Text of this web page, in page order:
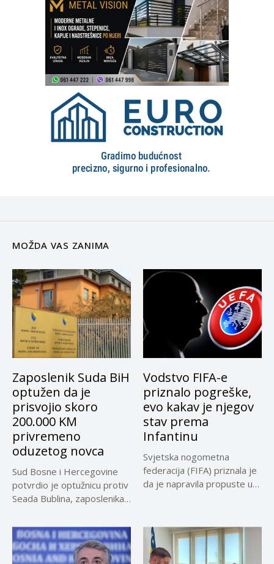
MOŽDA VAS ZANIMA
Zaposlenik Suda BiH
optužen da je
prisvojio skoro
200.000 KM
privremeno
oduzetog novca
Sud Bosne i Hercegovine
potvrdio je optužnicu protiv
Seada Bublina, zaposlenika
Vodstvo FIFA-e
priznalo pogreške,
evo kakav je njegov
stav prema
Infantinu
Svjetska nogometna
federacija (FIFA) priznala je
da je napravila propuste u